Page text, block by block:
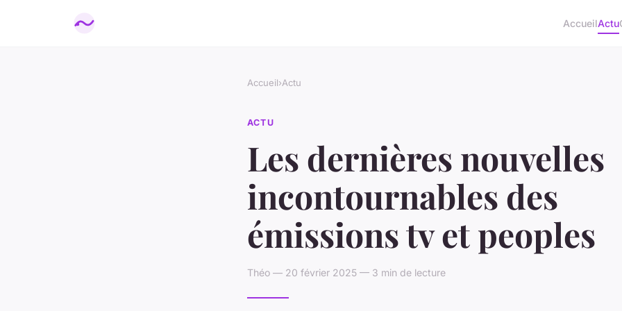
AccueilActu
Accueil›Actu
ACTU
Les dernières nouvelles
incontournables des
émissions tv et peoples
Théo — 20 février 2025 — 3 min de lecture